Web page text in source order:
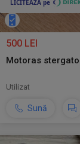
500 LEI
Motoras
Utilizat
Sună